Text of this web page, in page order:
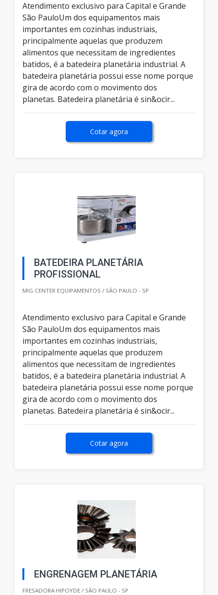
Atendimento exclusivo para Capital e Grande
São PauloUm dos equipamentos mais
importantes em cozinhas industriais,
principalmente aquelas que produzem
alimentos que necessitam de ingredientes
batidos, é a batedeira planetária industrial. A
batedeira planetária possui esse nome porque
gira de acordo com o movimento dos
planetas. Batedeira planetária é sin&ocir...
Cotar agora
BATEDEIRA PLANETÁRIA
PROFISSIONAL
MIG CENTER EQUIPAMENTOS / SÃO PAULO - SP
Atendimento exclusivo para Capital e Grande
São PauloUm dos equipamentos mais
importantes em cozinhas industriais,
principalmente aquelas que produzem
alimentos que necessitam de ingredientes
batidos, é a batedeira planetária industrial. A
batedeira planetária possui esse nome porque
gira de acordo com o movimento dos
planetas. Batedeira planetária é sin&ocir...
Cotar agora
ENGRENAGEM PLANETÁRIA
FRESADORA HIPOYDE / SÃO PAULO - SP